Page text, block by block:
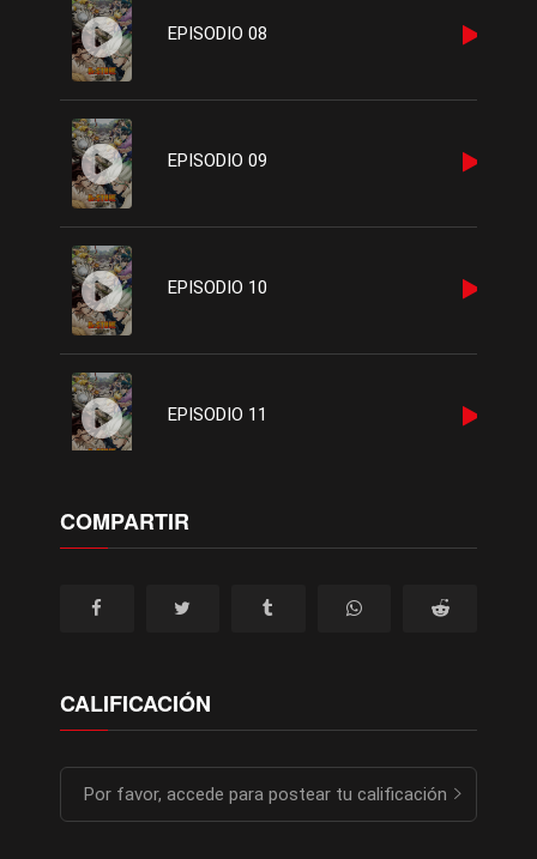
EPISODIO 08
EPISODIO 09
EPISODIO 10
EPISODIO 11
COMPARTIR
CALIFICACIÓN
Por favor, accede para postear tu calificación